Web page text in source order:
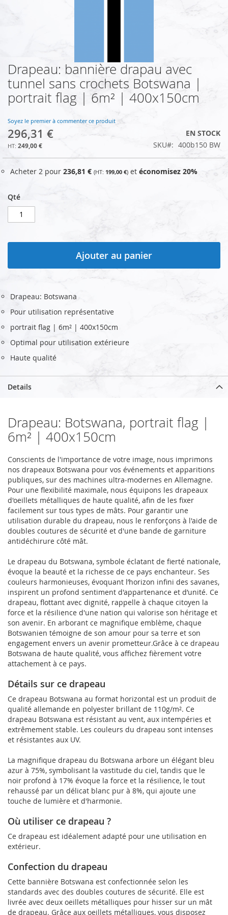
Skip
to
the
beginning
of
the
images
gallery
Drapeau: bannière drapau avec
tunnel sans crochets Botswana |
portrait flag | 6m² | 400x150cm
Soyez le premier à commenter ce produit
296,31 €
249,00 €
EN STOCK
SKU
400b150 BW
Acheter 2 pour 236,81 € 199,00 € et économisez 20%
Qté
Ajouter au panier
Drapeau: Botswana
Pour utilisation représentative
portrait flag | 6m² | 400x150cm
Optimal pour utilisation extérieure
Haute qualité
Details
Drapeau: Botswana, portrait flag |
6m² | 400x150cm
Conscients de l'importance de votre image, nous imprimons
nos drapeaux Botswana pour vos événements et apparitions
publiques, sur des machines ultra-modernes en Allemagne.
Pour une flexibilité maximale, nous équipons les drapeaux
d'oeillets métalliques de haute qualité, afin de les fixer
facilement sur tous types de mâts. Pour garantir une
utilisation durable du drapeau, nous le renforçons à l'aide de
doubles coutures de sécurité et d'une bande de garniture
antidéchirure côté mât.
Le drapeau du Botswana, symbole éclatant de fierté nationale,
évoque la beauté et la richesse de ce pays enchanteur. Ses
couleurs harmonieuses, évoquant l’horizon infini des savanes,
inspirent un profond sentiment d'appartenance et d’unité. Ce
drapeau, flottant avec dignité, rappelle à chaque citoyen la
force et la résilience d'une nation qui valorise son héritage et
son avenir. En arborant ce magnifique emblème, chaque
Botswanien témoigne de son amour pour sa terre et son
engagement envers un avenir prometteur.Grâce à ce drapeau
Botswana de haute qualité, vous affichez fièrement votre
attachement à ce pays.
Détails sur ce drapeau
Ce drapeau Botswana au format horizontal est un produit de
qualité allemande en polyester brillant de 110g/m². Ce
drapeau Botswana est résistant au vent, aux intempéries et
extrêmement stable. Les couleurs du drapeau sont intenses
et résistantes aux UV.
La magnifique drapeau du Botswana arbore un élégant bleu
azur à 75%, symbolisant la vastitude du ciel, tandis que le
noir profond à 17% évoque la force et la résilience, le tout
rehaussé par un délicat blanc pur à 8%, qui ajoute une
touche de lumière et d'harmonie.
Où utiliser ce drapeau ?
Ce drapeau est idéalement adapté pour une utilisation en
extérieur.
Confection du drapeau
Cette bannière Botswana est confectionnée selon les
standards avec des doubles coutures de sécurité. Elle est
livrée avec deux oeillets métalliques pour hisser sur un mât
de drapeau. Grâce aux oeillets métalliques, vous disposez